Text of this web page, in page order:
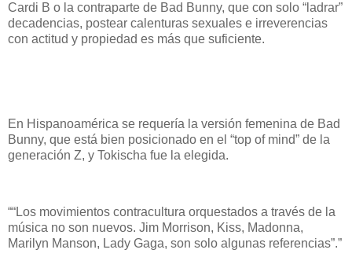
Cardi B o la contraparte de Bad Bunny, que con solo “ladrar”
decadencias, postear calenturas sexuales e irreverencias
con actitud y propiedad es más que suficiente.
En Hispanoamérica se requería la versión femenina de Bad
Bunny, que está bien posicionado en el “top of mind” de la
generación Z, y Tokischa fue la elegida.
““Los movimientos contracultura orquestados a través de la
música no son nuevos. Jim Morrison, Kiss, Madonna,
Marilyn Manson, Lady Gaga, son solo algunas referencias”.”